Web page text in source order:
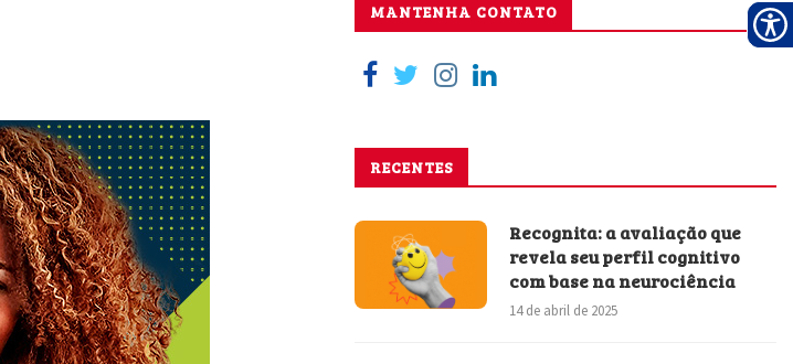
MANTENHA CONTATO
RECENTES
Recognita: a avaliação que
revela seu perfil cognitivo
com base na neurociência
14 de abril de 2025